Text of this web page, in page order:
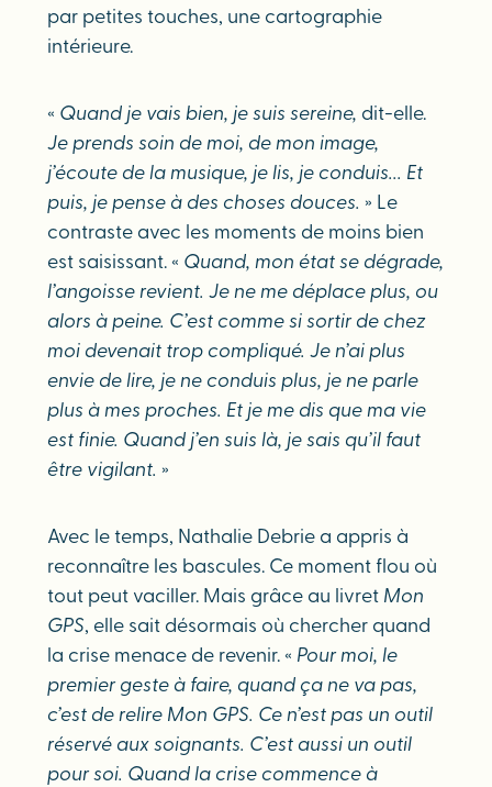
par petites touches, une cartographie
intérieure.
« Quand je vais bien, je suis sereine, dit-elle.
Je prends soin de moi, de mon image,
j’écoute de la musique, je lis, je conduis... Et
puis, je pense à des choses douces. » Le
contraste avec les moments de moins bien
est saisissant. « Quand, mon état se dégrade,
l’angoisse revient. Je ne me déplace plus, ou
alors à peine. C’est comme si sortir de chez
moi devenait trop compliqué. Je n’ai plus
envie de lire, je ne conduis plus, je ne parle
plus à mes proches. Et je me dis que ma vie
est finie. Quand j’en suis là, je sais qu’il faut
être vigilant. »
Avec le temps, Nathalie Debrie a appris à
reconnaître les bascules. Ce moment flou où
tout peut vaciller. Mais grâce au livret Mon
GPS, elle sait désormais où chercher quand
la crise menace de revenir. « Pour moi, le
premier geste à faire, quand ça ne va pas,
c’est de relire Mon GPS. Ce n’est pas un outil
réservé aux soignants. C’est aussi un outil
pour soi. Quand la crise commence à